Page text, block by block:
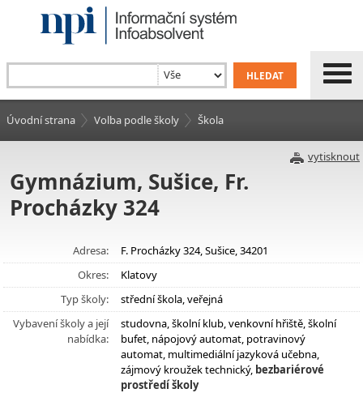
Úvodní strana Volba podle školy Škola
vytisknout
Gymnázium, Sušice, Fr.
Procházky 324
Adresa:
F. Procházky 324, Sušice, 34201
Okres:
Klatovy
Typ školy:
střední škola, veřejná
Vybavení školy a její
nabídka:
studovna, školní klub, venkovní hřiště, školní
bufet, nápojový automat, potravinový
automat, multimediální jazyková učebna,
zájmový kroužek technický, bezbariérové
prostředí školy